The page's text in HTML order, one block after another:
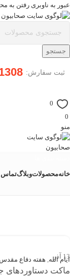
عبور به ناوبری رفتن به
جستجو
ثبت سفارش:
0
0
منو
خانهمحصولاتوبلاگتماس
13 آذر
ایام الله هفته دفاع مقدس
ماکت دستاوردهای